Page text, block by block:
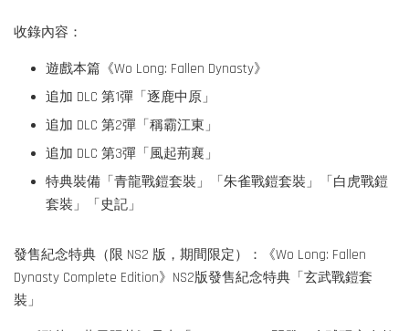
收錄內容：
遊戲本篇《Wo Long: Fallen Dynasty》
追加 DLC 第1彈「逐鹿中原」
追加 DLC 第2彈「稱霸江東」
追加 DLC 第3彈「風起荊襄」
特典裝備「青龍戰鎧套裝」「朱雀戰鎧套裝」「白虎戰鎧
套裝」「史記」
發售紀念特典（限 NS2 版，期間限定）：《Wo Long: Fallen
Dynasty Complete Edition》NS2版發售紀念特典「玄武戰鎧套
裝」